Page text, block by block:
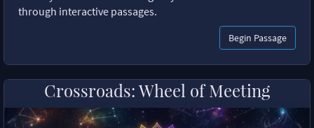
through interactive passages.
Begin Passage
Crossroads: Wheel of Meeting